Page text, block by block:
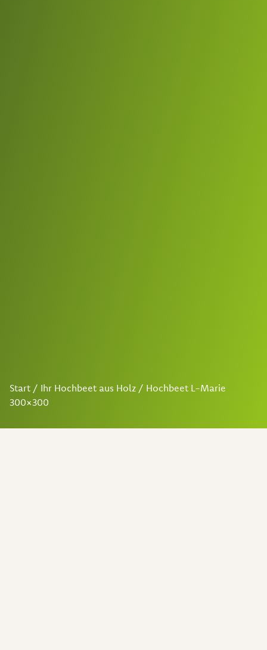
Start / Ihr Hochbeet aus Holz / Hochbeet L-Marie
300×300